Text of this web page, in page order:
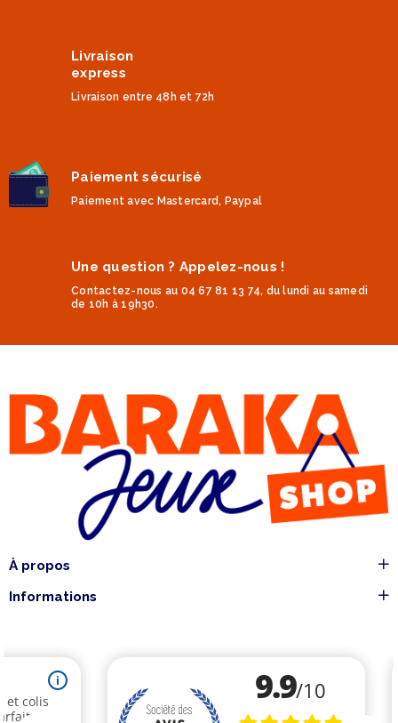
Livraison
express
Livraison entre 48h et 72h
Paiement sécurisé
Paiement avec Mastercard, Paypal
Une question ? Appelez-nous !
Contactez-nous au 04 67 81 13 74, du lundi au samedi
de 10h à 19h30.
À propos
Informations